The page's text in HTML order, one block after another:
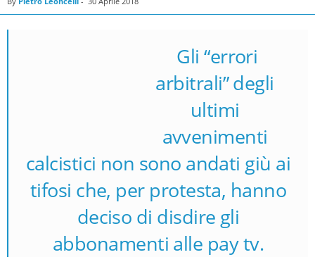
Gli “errori
arbitrali” degli
ultimi
avvenimenti
calcistici non sono andati giù ai
tifosi che, per protesta, hanno
deciso di disdire gli
abbonamenti alle pay tv.